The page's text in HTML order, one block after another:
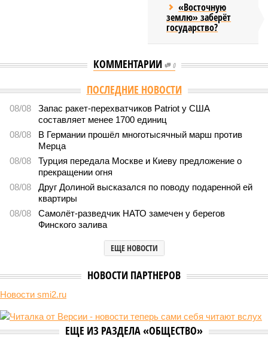
«Восточную
землю» заберёт
государство?
КОММЕНТАРИИ 0
ПОСЛЕДНИЕ НОВОСТИ
08/08
Запас ракет-перехватчиков Patriot у США
составляет менее 1700 единиц
08/08
В Германии прошёл многотысячный марш против
Мерца
08/08
Турция передала Москве и Киеву предложение о
прекращении огня
08/08
Друг Долиной высказался по поводу подаренной ей
квартиры
08/08
Самолёт-разведчик НАТО замечен у берегов
Финского залива
ЕЩЕ НОВОСТИ
НОВОСТИ ПАРТНЕРОВ
Новости smi2.ru
ЕЩЕ ИЗ РАЗДЕЛА «ОБЩЕСТВО»